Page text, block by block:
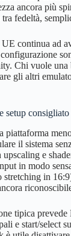
ancora più
fedeltà,
continua ad
Chi vuole
gli altri
setup consigliato
il sistema
e
in modo
stretching in
tipica
e start/select